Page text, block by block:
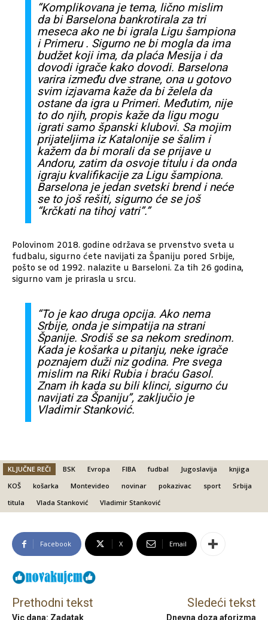
“Komplikovana je tema, lično mislim
da bi Barselona bankrotirala za tri
meseca ako ne bi igrala Ligu šampiona
i Primeru . Sigurno ne bi mogla da ima
budžet koji ima, da plaća Mesija i da
dovodi igrače kako dovodi. Barselona
varira između dve strane, ona u gotovo
svim izjavama kaže da bi želela da
ostane da igra u Primeri. Međutim, nije
to do njih, propis kaže da ligu mogu
igrati samo španski klubovi. Sa mojim
prijateljima iz Katalonije se šalim i
kažem da bi morali da se prijave u
Andoru, zatim da osvoje titulu i da onda
igraju kvalifikacije za Ligu šampiona.
Barselona je jedan svetski brend i neće
se to još rešiti, sigurno će se još
“krčkati na tihoj vatri”.”
Polovinom 2018. godine održava se prvenstvo sveta u
fudbalu, sigurno ćete navijati za Španiju pored Srbije,
pošto se od 1992. nalazite u Barseloni. Za tih 26 godina,
sigurno vam je prirasla u srcu.
“To je kao druga opcija. Ako nema
Srbije, onda je simpatija na strani
Španije. Srodiš se sa nekom sredinom.
Kada je košarka u pitanju, neke igrače
poznajem duži niz godina. Pre svega
mislim na Riki Rubia i braću Gasol.
Znam ih kada su bili klinci, sigurno ću
navijati za Španiju”, zaključio je
Vladimir Stanković.
KLJUČNE REČI BSK Evropa FIBA fudbal Jugoslavija
knjiga
KOŠ
košarka Montevideo novinar pokazivac sport
Srbija
titula
Vlada Stanković Vladimir Stanković
Facebook X Email
Prethodni tekst
Vic dana: Zadatak
Sledeći tekst
Dnevna doza aforizma